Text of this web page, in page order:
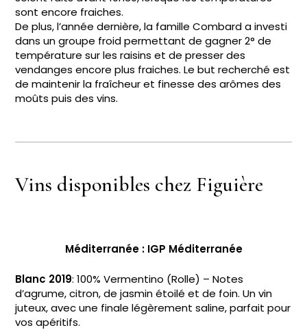
sont encore fraiches.
De plus, l’année dernière, la famille Combard a investi
dans un groupe froid permettant de gagner 2° de
température sur les raisins et de presser des
vendanges encore plus fraiches. Le but recherché est
de maintenir la fraîcheur et finesse des arômes des
moûts puis des vins.
Vins disponibles chez Figuière
Méditerranée : IGP Méditerranée
Blanc 2019: 100% Vermentino (Rolle) – Notes
d’agrume, citron, de jasmin étoilé et de foin. Un vin
juteux, avec une finale légèrement saline, parfait pour
vos apéritifs.